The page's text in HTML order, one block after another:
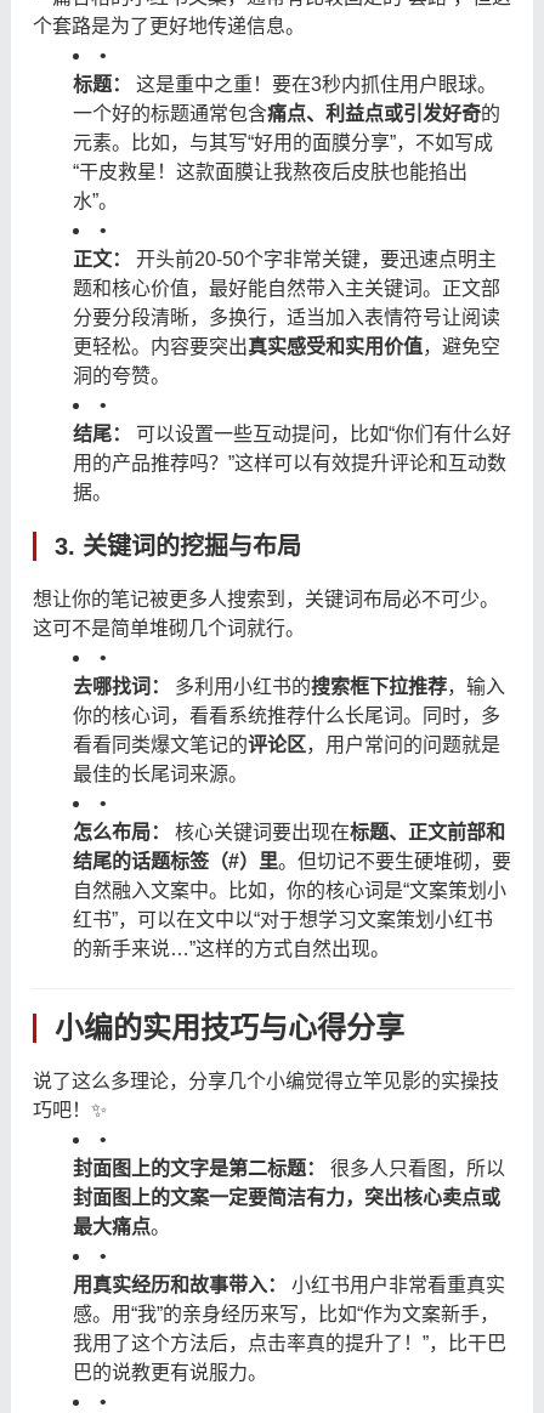
个套路是为了更好地传递信息。
•
标题：
​ 这是重中之重！要在3秒内抓住用户眼球。
一个好的标题通常包含痛点、利益点或引发好奇的
元素。比如，与其写“好用的面膜分享”，不如写成
“干皮救星！这款面膜让我熬夜后皮肤也能掐出
水”。
•
正文：
​ 开头前20-50个字非常关键，要迅速点明主
题和核心价值，最好能自然带入主关键词。正文部
分要分段清晰，多换行，适当加入表情符号让阅读
更轻松。内容要突出真实感受和实用价值，避免空
洞的夸赞。
•
结尾：
​ 可以设置一些互动提问，比如“你们有什么好
用的产品推荐吗？”这样可以有效提升评论和互动数
据。
3. 关键词的挖掘与布局
想让你的笔记被更多人搜索到，关键词布局必不可少。
这可不是简单堆砌几个词就行。
•
去哪找词：
​ 多利用小红书的搜索框下拉推荐，输入
你的核心词，看看系统推荐什么长尾词。同时，多
看看同类爆文笔记的评论区，用户常问的问题就是
最佳的长尾词来源。
•
怎么布局：
​ 核心关键词要出现在标题、正文前部和
结尾的话题标签（#）里。但切记不要生硬堆砌，要
自然融入文案中。比如，你的核心词是“文案策划小
红书”，可以在文中以“对于想学习文案策划小红书
的新手来说…”这样的方式自然出现。
小编的实用技巧与心得分享
说了这么多理论，分享几个小编觉得立竿见影的实操技
巧吧！✨
•
封面图上的文字是第二标题：
​ 很多人只看图，所以
封面图上的文案一定要简洁有力，突出核心卖点或
最大痛点。
•
用真实经历和故事带入：
​ 小红书用户非常看重真实
感。用“我”的亲身经历来写，比如“作为文案新手，
我用了这个方法后，点击率真的提升了！”，比干巴
巴的说教更有说服力。
•